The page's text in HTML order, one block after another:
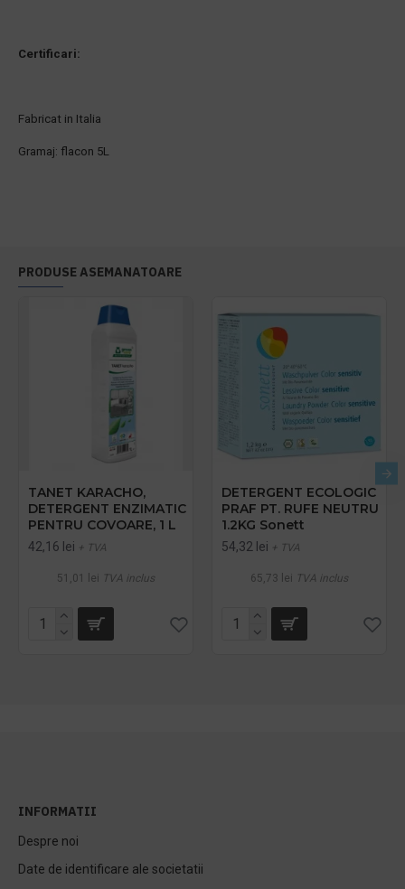
Certificari:
Fabricat in Italia
Gramaj: flacon 5L
PRODUSE ASEMANATOARE
TANET KARACHO,
DETERGENT ENZIMATIC
PENTRU COVOARE, 1 L
42,16 lei + TVA
51,01 lei TVA inclus
DETERGENT ECOLOGIC
PRAF PT. RUFE NEUTRU
1.2KG Sonett
54,32 lei + TVA
65,73 lei TVA inclus
INFORMATII
Despre noi
Date de identificare ale societatii